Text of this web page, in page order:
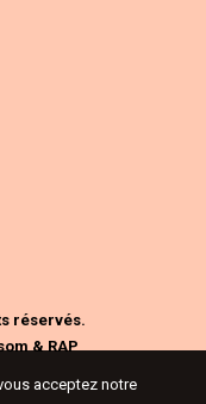
réservés.
&RAP
acceptez notre